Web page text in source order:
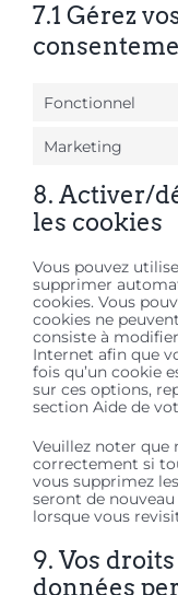
7.1 Gérez
Fonctionnel
Marketing
8. Activer/
les cookies
Vous pouvez
supprimer
cookies. Vous
cookies ne
consiste à
Internet afin que
fois qu’un cookie
sur ces options,
section Aide de
Veuillez noter que
correctement si
vous supprimez
seront de
lorsque vous
9. Vos
données